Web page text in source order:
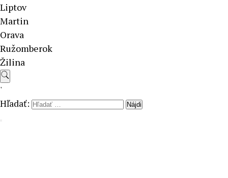
Liptov
Martin
Orava
Ružomberok
Žilina
'
Hľadať: